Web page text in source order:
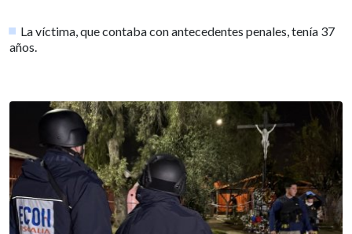
La víctima, que contaba con antecedentes penales, tenía 37
años.